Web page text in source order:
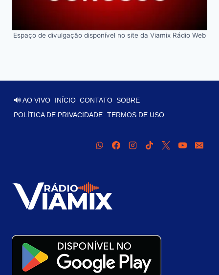
Espaço de divulgação disponível no site da Viamix Rádio Web
🔊 AO VIVO INÍCIO CONTATO SOBRE
POLÍTICA DE PRIVACIDADE TERMOS DE USO